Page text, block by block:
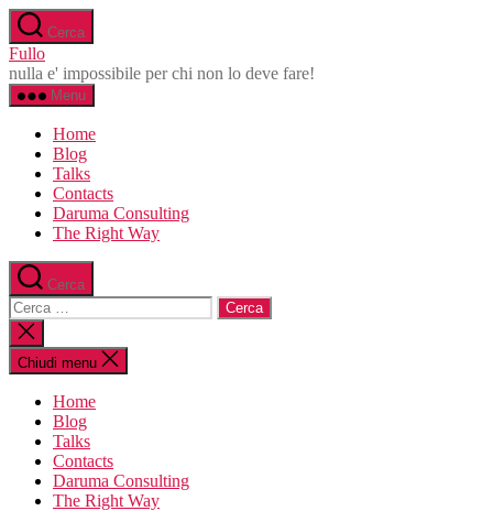
Salta
al
contenuto
Cerca
Fullo
nulla e' impossibile per chi non lo deve fare!
Menu
Home
Blog
Talks
Contacts
Daruma Consulting
The Right Way
Cerca
Cerca:
Chiudi
la
ricerca
Chiudi menu
Home
Blog
Talks
Contacts
Daruma Consulting
The Right Way